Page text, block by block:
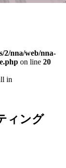
2/nna/web/nna-
on line 20
in
ィング